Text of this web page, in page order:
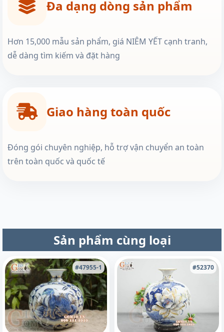
Đa dạng dòng sản phẩm
Hơn 15,000 mẫu sản phẩm, giá NIÊM YẾT cạnh tranh,
dễ dàng tìm kiếm và đặt hàng
Giao hàng toàn quốc
Đóng gói chuyên nghiệp, hỗ trợ vận chuyển an toàn
trên toàn quốc và quốc tế
Sản phẩm cùng loại
#47955-1 #52370